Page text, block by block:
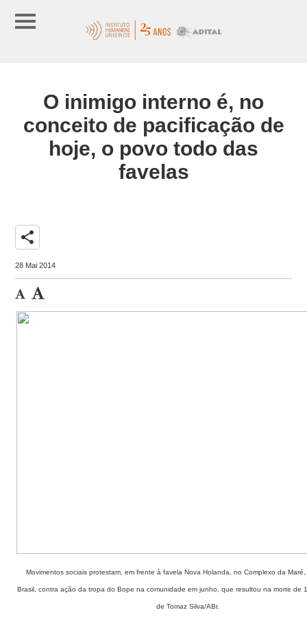
O inimigo interno é, no
conceito de pacificação de
hoje, o povo todo das
favelas
share
28 Mai 2014
Movimentos sociais protestam, em frente à favela Nova Holanda, no Complexo da
Brasil, contra ação da tropa do Bope na comunidade em junho, que resultou na morte de
de Tomaz Silva/ABr.